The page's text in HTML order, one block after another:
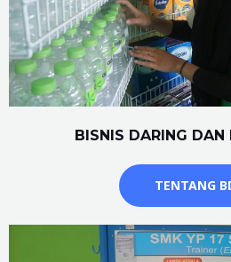
BISNIS DARING DAN
TENTANG